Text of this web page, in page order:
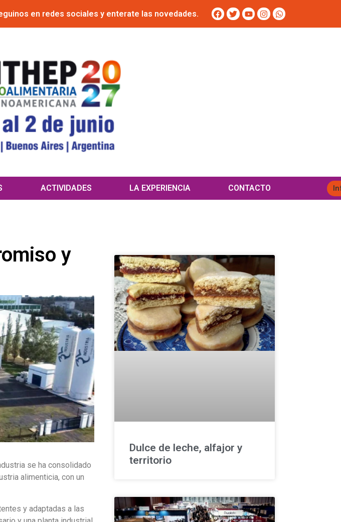
en redes sociales y enterate las novedades.
ACTIVIDADES LA EXPERIENCIA CONTACTO
y
se ha consolidado
alimenticia, con un
y adaptadas a las
Dulce de leche, alfajor y
territorio